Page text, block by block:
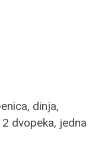
dinja,
dvopeka, jedna